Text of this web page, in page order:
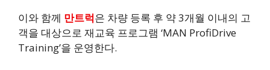
이와 함께 만트럭은 차량 등록 후 약 3개월 이내의 고
객을 대상으로 재교육 프로그램 ‘MAN ProfiDrive
Training’을 운영한다.